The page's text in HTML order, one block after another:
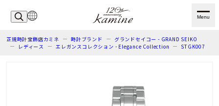
Menu
正規時計宝飾店カミネ 時計ブランド
グランドセイコー - GRAND SEIKO
レディース
エレガンスコレクション - Elegance Collection STGK007